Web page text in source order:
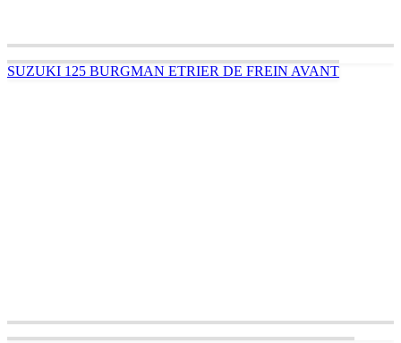
SUZUKI 125 BURGMAN ETRIER DE FREIN AVANT